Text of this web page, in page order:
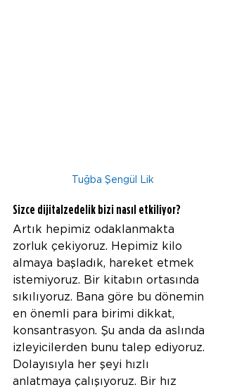
Tuğba Şengül Lik
Sizce dijitalzedelik bizi nasıl etkiliyor?
Artık hepimiz odaklanmakta
zorluk çekiyoruz. Hepimiz kilo
almaya başladık, hareket etmek
istemiyoruz. Bir kitabın ortasında
sıkılıyoruz. Bana göre bu dönemin
en önemli para birimi dikkat,
konsantrasyon. Şu anda da aslında
izleyicilerden bunu talep ediyoruz.
Dolayısıyla her şeyi hızlı
anlatmaya çalışıyoruz. Bir hız